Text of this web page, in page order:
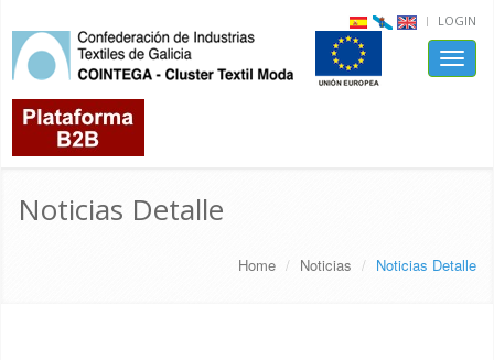
LOGIN
Toggle
Noticias Detalle
Home Noticias Noticias Detalle